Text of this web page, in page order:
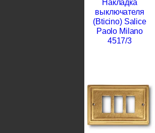
Накладка
выключателя
(Bticino) Salice
Paolo Milano
4517/3